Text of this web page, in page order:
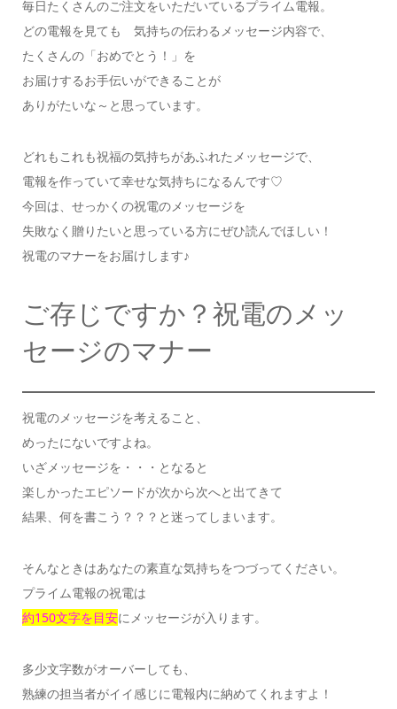
毎日たくさんのご注文をいただいているプライム電報。
どの電報を見ても 気持ちの伝わるメッセージ内容で、
たくさんの「おめでとう！」を
お届けするお手伝いができることが
ありがたいな～と思っています。
どれもこれも祝福の気持ちがあふれたメッセージで、
電報を作っていて幸せな気持ちになるんです♡
今回は、せっかくの祝電のメッセージを
失敗なく贈りたいと思っている方にぜひ読んでほしい！
祝電のマナーをお届けします♪
ご存じですか？祝電のメッ
セージのマナー
祝電のメッセージを考えること、
めったにないですよね。
いざメッセージを・・・となると
楽しかったエピソードが次から次へと出てきて
結果、何を書こう？？？と迷ってしまいます。
そんなときはあなたの素直な気持ちをつづってください。
プライム電報の祝電は
約150文字を目安にメッセージが入ります。
多少文字数がオーバーしても、
熟練の担当者がイイ感じに電報内に納めてくれますよ！